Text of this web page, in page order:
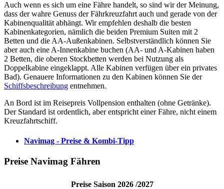
Auch wenn es sich um eine Fähre handelt, so sind wir der Meinung,
dass der wahre Genuss der Fährkreuzfahrt auch und gerade von der
Kabinenqualität abhängt. Wir empfehlen deshalb die besten
Kabinenkategorien, nämlich die beiden Premium Suiten mit 2
Betten und die AA-Außenkabinen. Selbstverständlich können Sie
aber auch eine A-Innenkabine buchen (AA- und A-Kabinen haben
2 Betten, die oberen Stockbetten werden bei Nutzung als
Doppelkabine eingeklappt. Alle Kabinen verfügen über ein privates
Bad). Genauere Informationen zu den Kabinen können Sie der
Schiffsbeschreibung entnehmen.
An Bord ist im Reisepreis Vollpension enthalten (ohne Getränke).
Der Standard ist ordentlich, aber entspricht einer Fähre, nicht einem
Kreuzfahrtschiff.
Navimag - Preise & Kombi-Tipp
Preise Navimag Fähren
Preise Saison 2026 /2027